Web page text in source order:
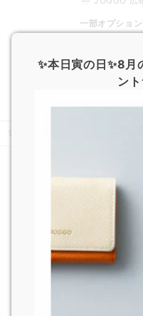
一部オプショ
JOGGO 広報
✨本日寅の日✨8月
ン